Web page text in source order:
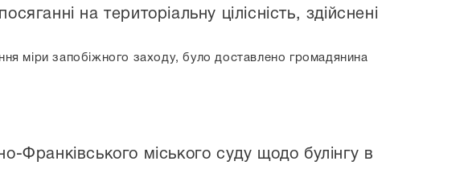
на територіальну цілісність, здійснені
міри запобіжного заходу, було доставлено громадянина
Франківського міського суду щодо булінгу в